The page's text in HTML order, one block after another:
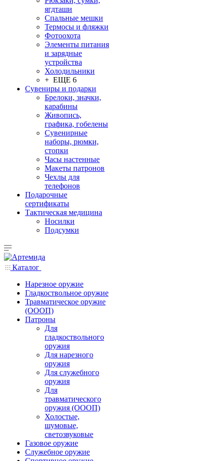
ягдташи
Спальные мешки
Термосы и фляжки
Фотоохота
Элементы питания
и зарядные
устройства
Холодильники
+ ЕЩЕ 6
Сувениры и подарки
Брелоки, значки,
карабины
Живопись,
графика, гобелены
Сувенирные
наборы, рюмки,
стопки
Часы настенные
Макеты патронов
Чехлы для
телефонов
Подарочные
сертификаты
Тактическая медицина
Носилки
Подсумки
Каталог
Нарезное оружие
Гладкоствольное оружие
Травматическое оружие
(ОООП)
Патроны
Для
гладкоствольного
оружия
Для нарезного
оружия
Для служебного
оружия
Для
травматического
оружия (ОООП)
Холостые,
шумовые,
светозвуковые
Газовое оружие
Служебное оружие